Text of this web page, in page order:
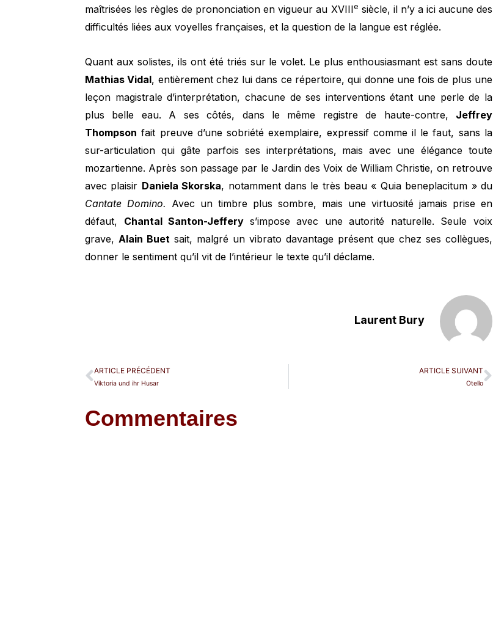
maîtrisées les règles de prononciation en vigueur au XVIIIe siècle, il n’y a ici aucune des
difficultés liées aux voyelles françaises, et la question de la langue est réglée.
Quant aux solistes, ils ont été triés sur le volet. Le plus enthousiasmant est sans doute
Mathias Vidal, entièrement chez lui dans ce répertoire, qui donne une fois de plus une
leçon magistrale d’interprétation, chacune de ses interventions étant une perle de la
plus belle eau. A ses côtés, dans le même registre de haute-contre, Jeffrey
Thompson fait preuve d’une sobriété exemplaire, expressif comme il le faut, sans la
sur-articulation qui gâte parfois ses interprétations, mais avec une élégance toute
mozartienne. Après son passage par le Jardin des Voix de William Christie, on retrouve
avec plaisir Daniela Skorska, notamment dans le très beau « Quia beneplacitum » du
Cantate Domino. Avec un timbre plus sombre, mais une virtuosité jamais prise en
défaut, Chantal Santon-Jeffery s’impose avec une autorité naturelle. Seule voix
grave,Alain Buet sait, malgré un vibrato davantage présent que chez ses collègues,
donner le sentiment qu’il vit de l’intérieur le texte qu’il déclame.
Laurent Bury
ARTICLE PRÉCÉDENT
Viktoria und ihr Husar
ARTICLE SUIVANT
Otello
Commentaires